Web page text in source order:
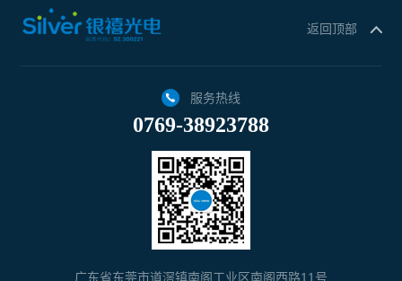
返回顶部
服务热线
0769-38923788
广东省东莞市道滘镇南阁工业区南阁西路11号